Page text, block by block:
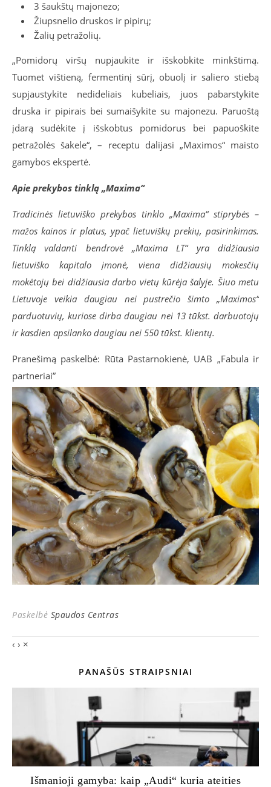
3 šaukštų majonezo;
Žiupsnelio druskos ir pipirų;
Žalių petražolių.
„Pomidorų viršų nupjaukite ir išskobkite minkštimą.
Tuomet vištieną, fermentinį sūrį, obuolį ir saliero stiebą
supjaustykite nedideliais kubeliais, juos pabarstykite
druska ir pipirais bei sumaišykite su majonezu. Paruoštą
įdarą sudėkite į išskobtus pomidorus bei papuoškite
petražolės šakele“, – receptu dalijasi „Maximos“ maisto
gamybos ekspertė.
Apie prekybos tinklą „Maxima“
Tradicinės lietuviško prekybos tinklo „Maxima“ stiprybės –
mažos kainos ir platus, ypač lietuviškų prekių, pasirinkimas.
Tinklą valdanti bendrovė „Maxima LT“ yra didžiausia
lietuviško kapitalo įmonė, viena didžiausių mokesčių
mokėtojų bei didžiausia darbo vietų kūrėja šalyje. Šiuo metu
Lietuvoje veikia daugiau nei pustrečio šimto „Maximos“
parduotuvių, kuriose dirba daugiau nei 13 tūkst. darbuotojų
ir kasdien apsilanko daugiau nei 550 tūkst. klientų.
Pranešimą paskelbė: Rūta Pastarnokienė, UAB „Fabula ir
partneriai”
Paskelbė Spaudos Centras
‹ › ×
PANAŠŪS STRAIPSNIAI
Išmanioji gamyba: kaip „Audi“ kuria ateities